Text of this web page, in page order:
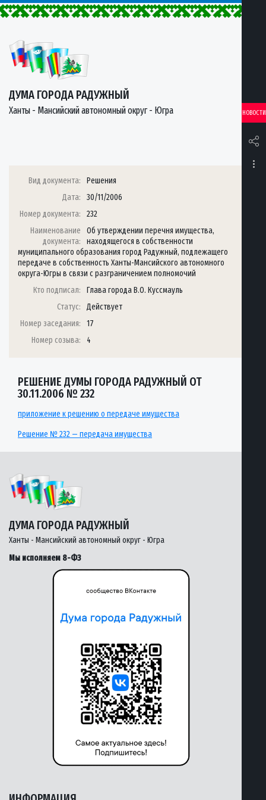
ДУМА ГОРОДА РАДУЖНЫЙ
Ханты - Мансийский автономный округ - Югра НОВОСТИ
Вид документа:
Решения
Дата:
30/11/2006
Номер документа:
232
Наименование
документа:
Об утверждении перечня имущества,
находящегося в собственности
муниципального образования город Радужный, подлежащего
передаче в собственность Ханты-Мансийского автономного
округа-Югры в связи с разграничением полномочий
Кто подписал:
Глава города В.О. Куссмауль
Статус:
Действует
Номер заседания:
17
Номер созыва:
4
РЕШЕНИЕ ДУМЫ ГОРОДА РАДУЖНЫЙ ОТ
30.11.2006 № 232
приложение к решению о передаче имущества
Решение № 232 — передача имущества
ДУМА ГОРОДА РАДУЖНЫЙ
Ханты - Мансийский автономный округ - Югра
Мы исполняем 8-ФЗ